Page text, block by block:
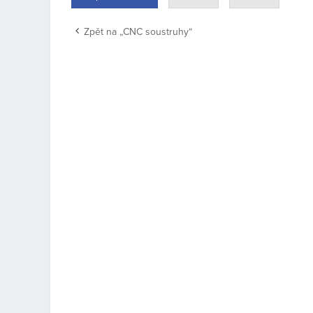
Zpět na „CNC soustruhy“